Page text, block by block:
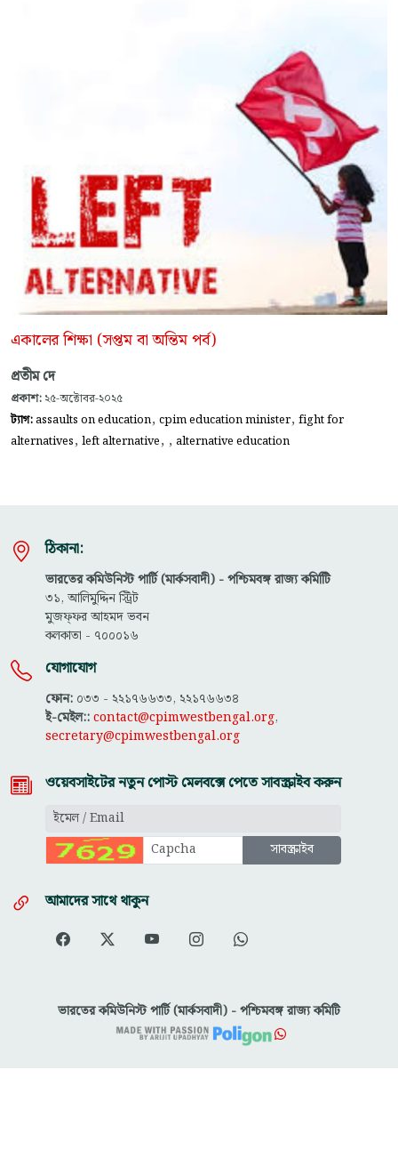
একালের শিক্ষা (সপ্তম বা অন্তিম পর্ব)
প্রতীম দে
প্রকাশ: ২৫-অক্টোবর-২০২৫
ট্যাগ:assaults on education, cpim education minister, fight for
alternatives, left alternative, , alternative education
ঠিকানা:
ভারতের কমিউনিস্ট পার্টি (মার্কসবাদী) - পশ্চিমবঙ্গ রাজ্য কমিটিি
৩১, আলিমুদ্দিন স্ট্রিট
মুজফ্ফ‌র আহমদ ভবন
কলকাতা - ৭০০০১৬
যোগাযোগ
ফোন: ০৩৩ - ২২১৭৬৬৩৩, ২২১৭৬৬৩৪
ই-মেইল::contact@cpimwestbengal.org,
secretary@cpimwestbengal.org
ওয়েবসাইটের নতুন পোস্ট মেলবক্সে পেতে সাবস্ক্রাইব করুন
আমাদের সাথে থাকুন
ভারতের কমিউনিস্ট পার্টি (মার্কসবাদী) - পশ্চিমবঙ্গ রাজ্য কমিটি